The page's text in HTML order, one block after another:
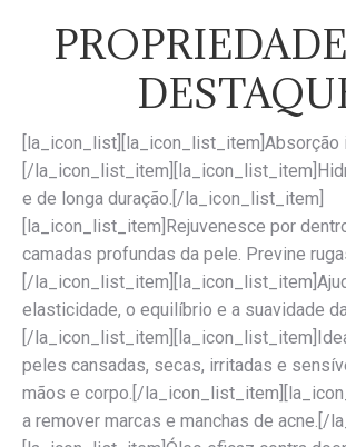
[la_icon_list][la_icon_list_item]Absorção
[/
e de longa duração.[/la_icon_list_item]
[la_icon_list_item]Rejuvenesce por
camadas profundas da pele. Previne
[/
elasticidade, o equilíbrio e a suavidade
[/
peles cansadas, secas, irritadas e
mãos e corpo.[/
a remover marcas e manchas de acne.[/